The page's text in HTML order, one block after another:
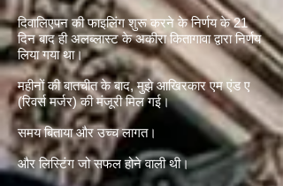
दिवालिएपन की फाइलिंग शुरू करने के निर्णय के 21
दिन बाद ही अलब्लास्ट के अकीरा कितागावा द्वारा निर्णय
लिया गया था।
महीनों की बातचीत के बाद, मुझे आखिरकार एम एंड ए
(रिवर्स मर्जर) की मंजूरी मिल गई।
समय बिताया और उच्च लागत।
और लिस्टिंग जो सफल होने वाली थी।